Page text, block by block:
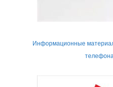
Информационные